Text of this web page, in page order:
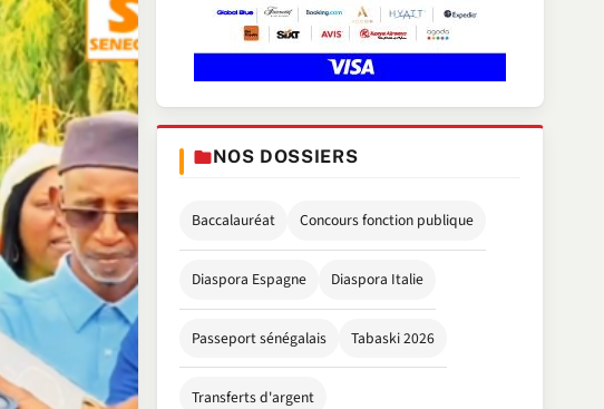
NOS DOSSIERS
Baccalauréat Concours fonction publique
Diaspora Espagne Diaspora Italie
Passeport sénégalais Tabaski 2026
Transferts d'argent